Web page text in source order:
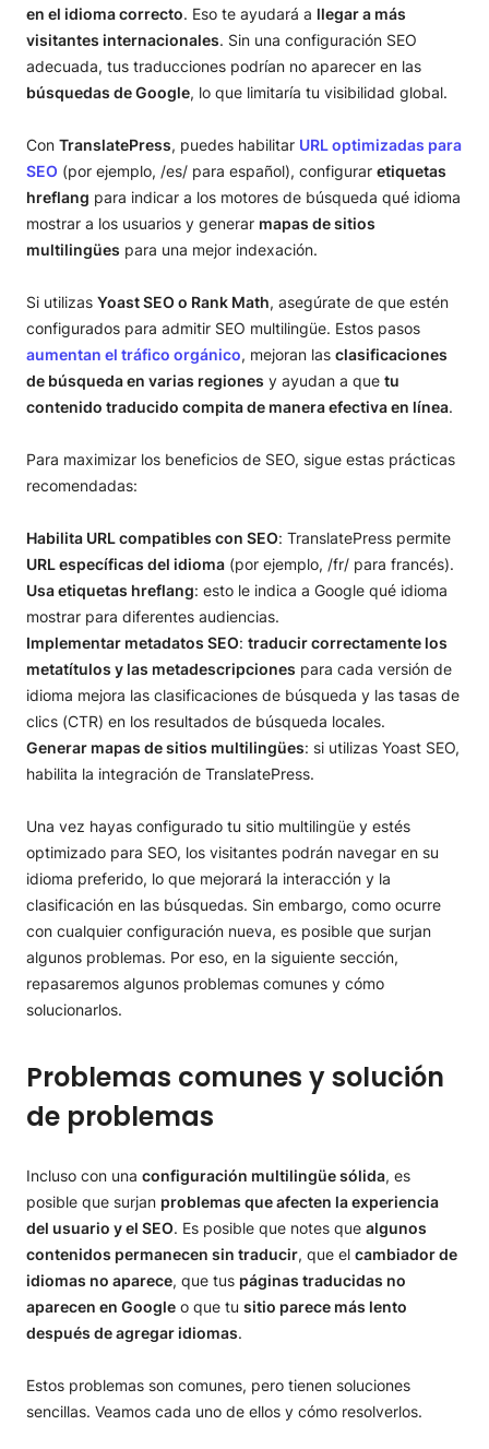
en el idioma correcto. Eso te ayudará a llegar a más
visitantes internacionales. Sin una configuración SEO
adecuada, tus traducciones podrían no aparecer en las
búsquedas de Google, lo que limitaría tu visibilidad global.
Con TranslatePress, puedes habilitar URL optimizadas para
SEO (por ejemplo, /es/ para español), configurar etiquetas
hreflang para indicar a los motores de búsqueda qué idioma
mostrar a los usuarios y generar mapas de sitios
multilingües para una mejor indexación.
Si utilizas Yoast SEO o Rank Math, asegúrate de que estén
configurados para admitir SEO multilingüe. Estos pasos
aumentan el tráfico orgánico, mejoran las clasificaciones
de búsqueda en varias regiones y ayudan a que tu
contenido traducido compita de manera efectiva en línea.
Para maximizar los beneficios de SEO, sigue estas prácticas
recomendadas:
Habilita URL compatibles con SEO: TranslatePress permite
URL específicas del idioma (por ejemplo, /fr/ para francés).
Usa etiquetas hreflang: esto le indica a Google qué idioma
mostrar para diferentes audiencias.
Implementar metadatos SEO: traducir correctamente los
metatítulos y las metadescripciones para cada versión de
idioma mejora las clasificaciones de búsqueda y las tasas de
clics (CTR) en los resultados de búsqueda locales.
Generar mapas de sitios multilingües: si utilizas Yoast SEO,
habilita la integración de TranslatePress.
Una vez hayas configurado tu sitio multilingüe y estés
optimizado para SEO, los visitantes podrán navegar en su
idioma preferido, lo que mejorará la interacción y la
clasificación en las búsquedas. Sin embargo, como ocurre
con cualquier configuración nueva, es posible que surjan
algunos problemas. Por eso, en la siguiente sección,
repasaremos algunos problemas comunes y cómo
solucionarlos.
Problemas comunes y solución
de problemas
Incluso con una configuración multilingüe sólida, es
posible que surjan problemas que afecten la experiencia
del usuario y el SEO. Es posible que notes que algunos
contenidos permanecen sin traducir, que el cambiador de
idiomas no aparece, que tus páginas traducidas no
aparecen en Google o que tu sitio parece más lento
después de agregar idiomas.
Estos problemas son comunes, pero tienen soluciones
sencillas. Veamos cada uno de ellos y cómo resolverlos.